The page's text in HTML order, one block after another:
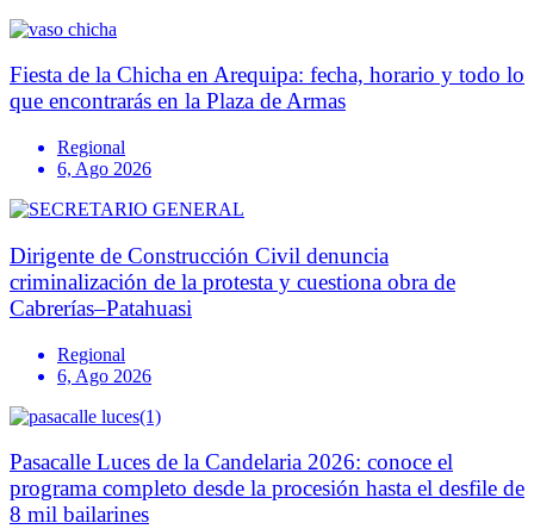
Fiesta de la Chicha en Arequipa: fecha, horario y todo lo
que encontrarás en la Plaza de Armas
Regional
6, Ago 2026
Dirigente de Construcción Civil denuncia
criminalización de la protesta y cuestiona obra de
Cabrerías–Patahuasi
Regional
6, Ago 2026
Pasacalle Luces de la Candelaria 2026: conoce el
programa completo desde la procesión hasta el desfile de
8 mil bailarines